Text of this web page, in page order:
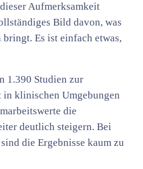
Aufmerksamkeit
Bild davon, was
Es ist einfach etwas,
1.390 Studien zur
klinischen Umgebungen
die
deutlich steigern. Bei
die Ergebnisse kaum zu